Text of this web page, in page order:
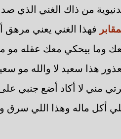
من ذاك الغني الذي
فهذا الغني يعني مرهق
وما بيحكي معك عقله مو
هذا سعيد لا والله مو
مني لا أكاد أضع جنبي
أكل ماله وهذا اللي